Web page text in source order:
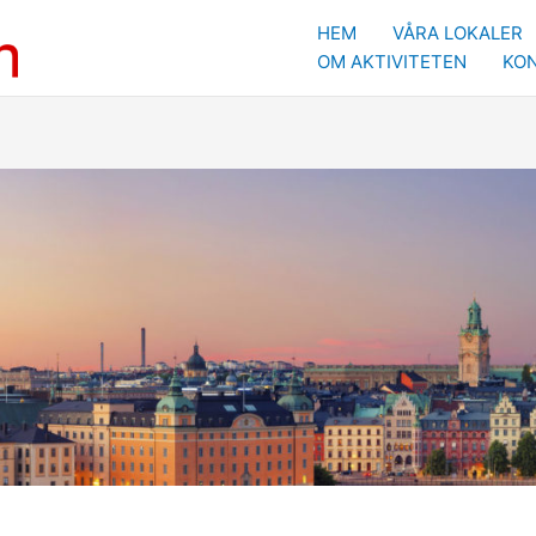
HEM
VÅRA LOKALER
OM AKTIVITETEN